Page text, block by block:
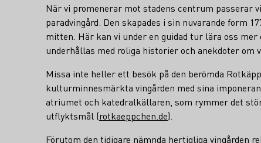
När vi promenerar mot stadens centrum passerar
paradvingård. Den skapades i sin nuvarande form
mitten. Här kan vi under en guidad tur lära oss
underhållas med roliga historier och anekdoter om
Missa inte heller ett besök på den berömda
kulturminnesmärkta vingården med sina
atriumet och katedralkällaren, som rymmer det
utflyktsmål (rotkaeppchen.de).
Förutom den tidigare nämnda hertigliga vingården